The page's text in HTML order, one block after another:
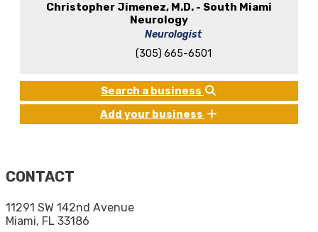
Christopher Jimenez, M.D. - South Miami
Neurology
Neurologist
(305) 665-6501
Search a business
Add your business
CONTACT
11291 SW 142nd Avenue
Miami, FL 33186